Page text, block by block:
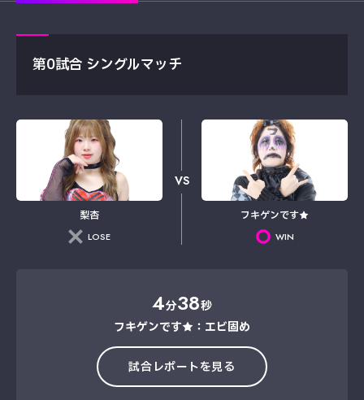
第0試合 シングルマッチ
梨杏
LOSE
VS
フキゲンです★
WIN
4分38秒
フキゲンです★：エビ固め
試合レポートを見る